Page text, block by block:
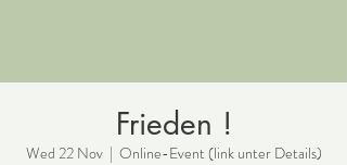
Frieden !
Wed 22 Nov
  |
Online-Event (link unter Details)